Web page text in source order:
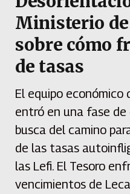
Ministerio
sobre cómo
de tasas
El equipo económico
entró en una fase
busca del camino
de las tasas
las Lefi. El Tesoro
vencimientos de